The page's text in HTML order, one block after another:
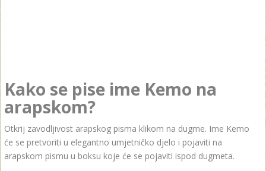
Kako se pise ime Kemo na
arapskom?
Otkrij zavodljivost arapskog pisma klikom na dugme. Ime Kemo
će se pretvoriti u elegantno umjetničko djelo i pojaviti na
arapskom pismu u boksu koje će se pojaviti ispod dugmeta.